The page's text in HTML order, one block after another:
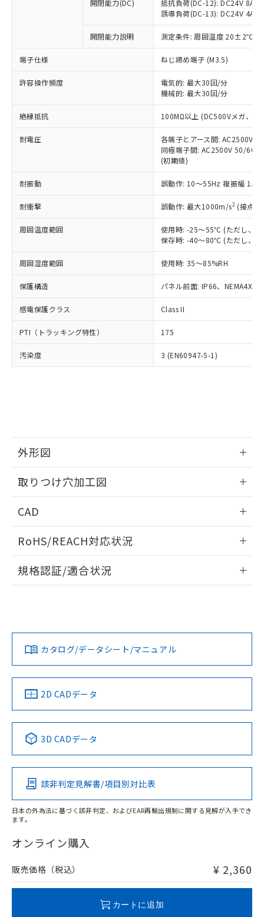
開閉能力(DC)
抵抗負荷(DC-12): DC24V 8A/
誘導負荷(DC-13): DC24V 4A/
開閉能力説明 測定条件: 周囲温度 20±2℃、
端子仕様 ねじ締め端子 (M3.5)
許容操作頻度
電気的: 最大30回/分
機械的: 最大30回/分
絶縁抵抗 100MΩ以上 (DC500Vメガ、点
耐電圧
各端子とアース間: AC2500V
同極端子間: AC2500V 50/
(初期値)
耐振動 誤動作: 10～55Hz 複振幅
耐衝撃 誤動作: 最大1000m/s2 (接点
周囲温度範囲
使用時: -25～55℃ (ただし、氷
保存時: -40～80℃ (ただし、氷
周囲湿度範囲 使用時: 35～85%RH
保護構造 パネル前面: IP66、NEMA4X,
感電保護クラス Class II
PTI（トラッキング特性） 175
汚染度 3 (EN60947-5-1)
外形図
取りつけ穴加工図
CAD
ドすることができます。
ログイン/会員登録
ダウンロードデータをご利用いただく前に、以下を必ずお読
みください。
ソフトウェアの使用条件
RoHS/REACH対応状況
EU RoHS 注意事項・凡例
対応済み
中国 RoHS 注意事項・凡例
Pb Hg Cd Cr(VI)
O
在庫等で未対応品が混在する可能性があります。
問い合わせください。
規格認証/適合状況
LR型式承認
（イギリス
船舶規格）
DNV型式承認
（ノルウェー
BV型式承認
（フランス
KR型式
（韓国
No No No No
この製品の規格認証/適合状況ページへ
その他の認証はこちらのページからご検索ください
カタログ/データシート/マニュアル
2D CADデータ
3D CADデータ
該非判定見解書/項目別対比表
日本の外為法に基づく該非判定、およびEAR再輸出規制に関する見解が入手でき
ます。
オンライン購入
販売価格（税込） ¥ 2,360
カートに追加
ことをご了承ください。
在庫状況および標準価格照会結果は、
記載している更新日時点での社内デー
タに基づき作成されるものであり、閲
覧された時点での実際の在庫および標
準価格とは異なる場合があることをご
正式な納期状況および標準価格はお客
様のお取引先、またはお客様担当のオ
ムロン制御機器販売店・当社販売員に
オムロン制御機器販売店や当社販売拠
販売ネットワーク
」をご確認
在庫状況および標準価格結果を当社の
事前の承諾なく第三者に漏洩または開
示しないようお願いします。
マイパーツ機能（部品リスト作成サー
ビス）をご利用いただくには、I-Web
メンバーズにご登録されている必要が
お客様が当ウェブサイト上で当社にご
登録された部品リストについて、当社
および当社の共同利用者が、当社の製
品・サービスに関するお客様との取
引・商談に必要な範囲で利用すること
をご了承ください。
※当社の共同利用者とは、"個人情報
の「1.共同利
用者の範囲」に記載されている法人を
むを得ず変更することがあります。
*EU RoHS指令（10物質）：
鉛(Pb) 1000ppm以下、 水銀(Hg) 1000ppm以下、 カド
ミウム(Cd) 100ppm以下、
六価クロム(Cr(Ⅵ)) 1000ppm以下、ポリ臭化ビフェニル
類(PBB) 1000ppm以下、ポリ臭化ジフェニルエーテル類
(PBDE) 1000ppm以下、フタル酸ビス(2-エチルヘキシ
ル) (DEHP)(別名：DOP) 1000ppm以下、フタル酸ブチ
(DIBP) 1000ppm以下
但し、RoHS指令で産業用監視および制御機器に対する
フタル酸エステル類の４物質については閾値を超える意
図的な使用がないことを確認しています。
部品在庫の切り替え状況などにより、予定
月が前後することがあります。
※3 非含有証明書ダウンロード
下記の非含有証明書をダウンロードするこ
とができます。
EU RoHS指令（10物質）の非含有証明書
51物質の非含有証明書（当社基準）
※本証明書は発行日時点で非含有を証明す
欄に対応日を記載しておりました。
既に当社にて対応品への在庫切替を完了
り、2022年1月12日より割愛しておりま
す。
「－」：未確認です。当社販売部門へお問
*中国RoHS10物質の基準値 (GB/T26572)：
Pb(鉛) :1000ppm、 Hg(水銀) : 1000ppm、 Cd(カドミウ
ニル類) : 1000ppm、 PBDEs(ポリ臭化ジフェニルエーテ
DBP(フタル酸ジブチル) : 1000ppm、 DIBP(フタル酸ジ
イソブチル) : 1000ppm、 BBP(フタル酸ブチルベンジ
ル) : 1000ppm、
DEHP(フタル酸ビス(2-エチルヘキシル)) : 1000ppm
「ｅ」：有害物質（10物質）のすべてが基
準値以下であることを示します。
「10」：通常の使用状況下において有害物
質が外部に漏えいし、環境に深刻な影響を
及ぼさない年数を意味します。
「－」：未確認です。当社販売部門へお問
い合わせください。
当社は、これら貴社製品のうち、外国
為替および外国貿易法に定める商品
（以下｢規制貨物等」という）を輸出
または国外への提供する場合は、日本
国政府の輸出許可(または役務取引許
可)を取得するなどの必要な手続きを
当社は規制貨物を破棄する場合は、完
全に破砕するなど、違法に輸出されな
いよう必要な手段を講じます。
当社は貴社製品を、核兵器、ミサイ
ル、化学兵器、生物兵器またはその他
武器並びにこれらの製造装置等に一切
当社は、貴社製品を第三者に販売する
場合は、上記1、2および3の内容を当
該第三者に通知します。また当社は、
販売先および販売に係わる関係者が違
法に輸出するおそれがある場合は、取
り引きをいたしません。
○ 一定数以上の在庫あり
一定数には満たないが在庫あり
在庫なし(最新の在庫状況につ
いては、お客様のお取引先、ま
たはお客様担当のオムロン制御
機器販売店・当社販売員にご確
白
受注生産機種、また在庫状況の
情報を公開していない機種